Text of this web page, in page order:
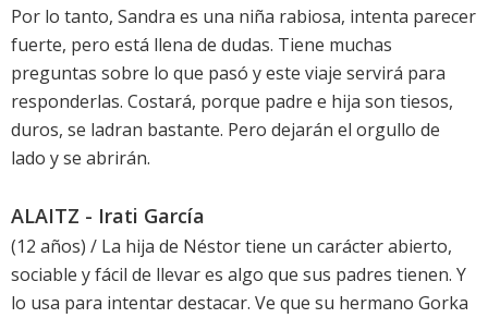
Por lo tanto, Sandra es una niña rabiosa, intenta parecer
fuerte, pero está llena de dudas. Tiene muchas
preguntas sobre lo que pasó y este viaje servirá para
responderlas. Costará, porque padre e hija son tiesos,
duros, se ladran bastante. Pero dejarán el orgullo de
lado y se abrirán.
ALAITZ - Irati García
(12 años) / La hija de Néstor tiene un carácter abierto,
sociable y fácil de llevar es algo que sus padres tienen. Y
lo usa para intentar destacar. Ve que su hermano Gorka